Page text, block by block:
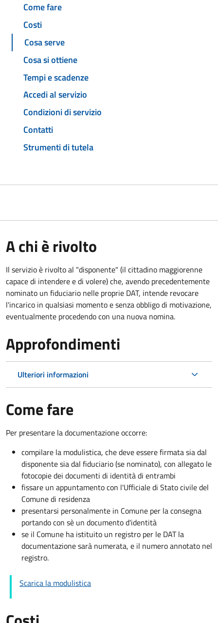
Come fare
Costi
Cosa serve
Cosa si ottiene
Tempi e scadenze
Accedi al servizio
Condizioni di servizio
Contatti
Strumenti di tutela
A chi è rivolto
Il servizio è rivolto al "disponente" (il cittadino maggiorenne
capace di intendere e di volere) che, avendo precedentemente
nominato un fiduciario nelle proprie DAT, intende revocare
l'incarico in qualsiasi momento e senza obbligo di motivazione,
eventualmente procedendo con una nuova nomina.
Approfondimenti
Ulteriori informazioni
Come fare
Per presentare la documentazione occorre:
compilare la modulistica, che deve essere firmata sia dal
disponente sia dal fiduciario (se nominato), con allegato le
fotocopie dei documenti di identità di entrambi
fissare un appuntamento con l'Ufficiale di Stato civile del
Comune di residenza
presentarsi personalmente in Comune per la consegna
portando con sè un documento d'identità
se il Comune ha istituito un registro per le DAT la
documentazione sarà numerata, e il numero annotato nel
registro.
Scarica la modulistica